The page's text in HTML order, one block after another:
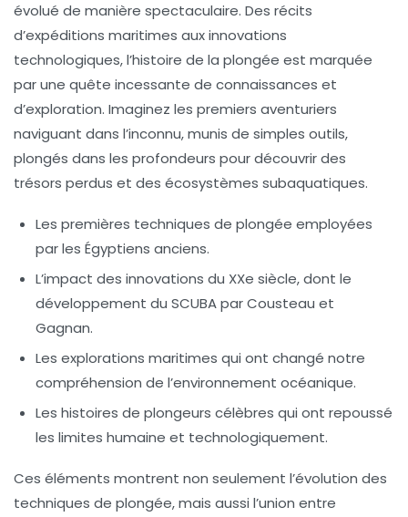
évolué de manière spectaculaire. Des récits
d’expéditions maritimes aux innovations
technologiques, l’histoire de la plongée est marquée
par une quête incessante de connaissances et
d’exploration. Imaginez les premiers aventuriers
naviguant dans l’inconnu, munis de simples outils,
plongés dans les profondeurs pour découvrir des
trésors perdus et des écosystèmes subaquatiques.
Les premières techniques de plongée employées
par les Égyptiens anciens.
L’impact des innovations du XXe siècle, dont le
développement du SCUBA par Cousteau et
Gagnan.
Les explorations maritimes qui ont changé notre
compréhension de l’environnement océanique.
Les histoires de plongeurs célèbres qui ont repoussé
les limites humaine et technologiquement.
Ces éléments montrent non seulement l’évolution des
techniques de plongée, mais aussi l’union entre